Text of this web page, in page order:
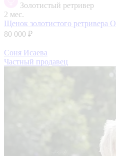
Золотистый ретривер
2 мес.
Щенок золотистого ретривера
80 000 ₽
Соня Исаева
Частный продавец